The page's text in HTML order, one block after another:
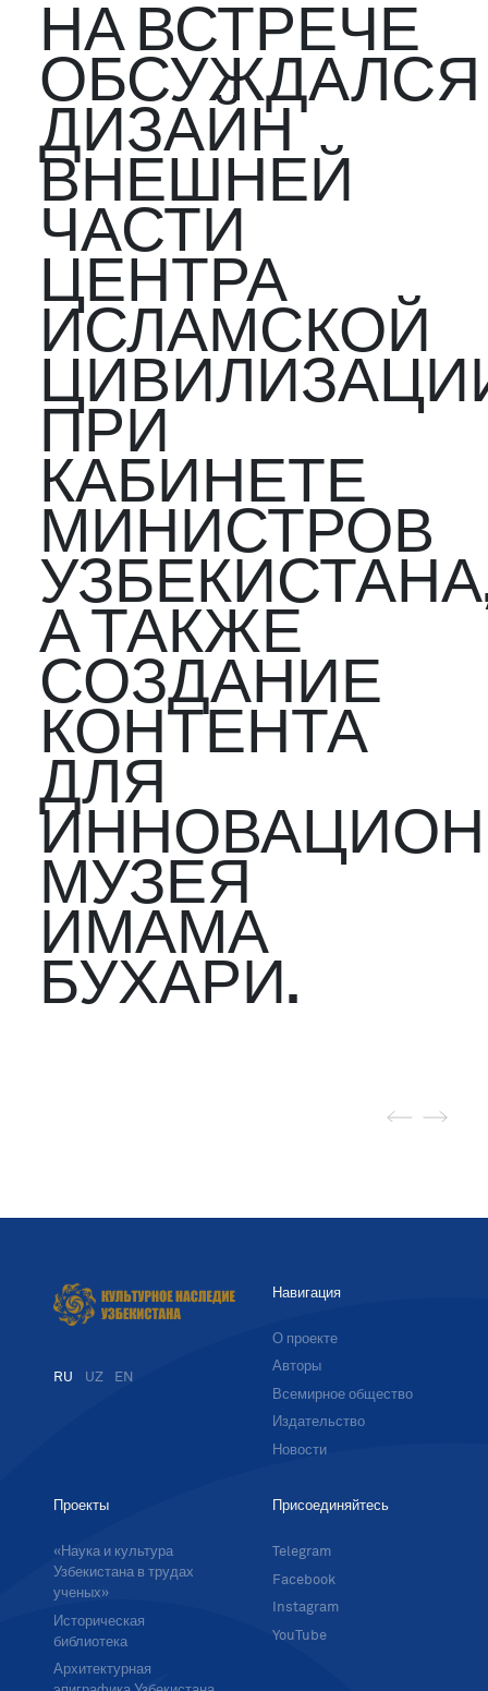
НА ВСТРЕЧЕ
ОБСУЖДАЛСЯ
ДИЗАЙН
ВНЕШНЕЙ
ЧАСТИ
ЦЕНТРА
ИСЛАМСКОЙ
ПРИ
КАБИНЕТЕ
МИНИСТРОВ
А ТАКЖЕ
СОЗДАНИЕ
КОНТЕНТА
ДЛЯ
МУЗЕЯ
ИМАМА
БУХАРИ.
RU UZ EN
Навигация
О проекте
Авторы
Всемирное общество
Издательство
Новости
Проекты
«Наука и культура
Узбекистана в трудах
ученых»
Историческая
библиотека
Архитектурная
Присоединяйтесь
Telegram
Facebook
Instagram
YouTube